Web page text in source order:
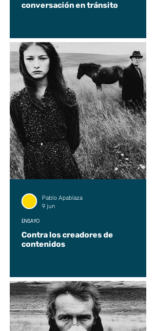
conversación en tránsito
Contra los creadores de
contenidos
ENSAYO
Pablo Apablaza
9 jun